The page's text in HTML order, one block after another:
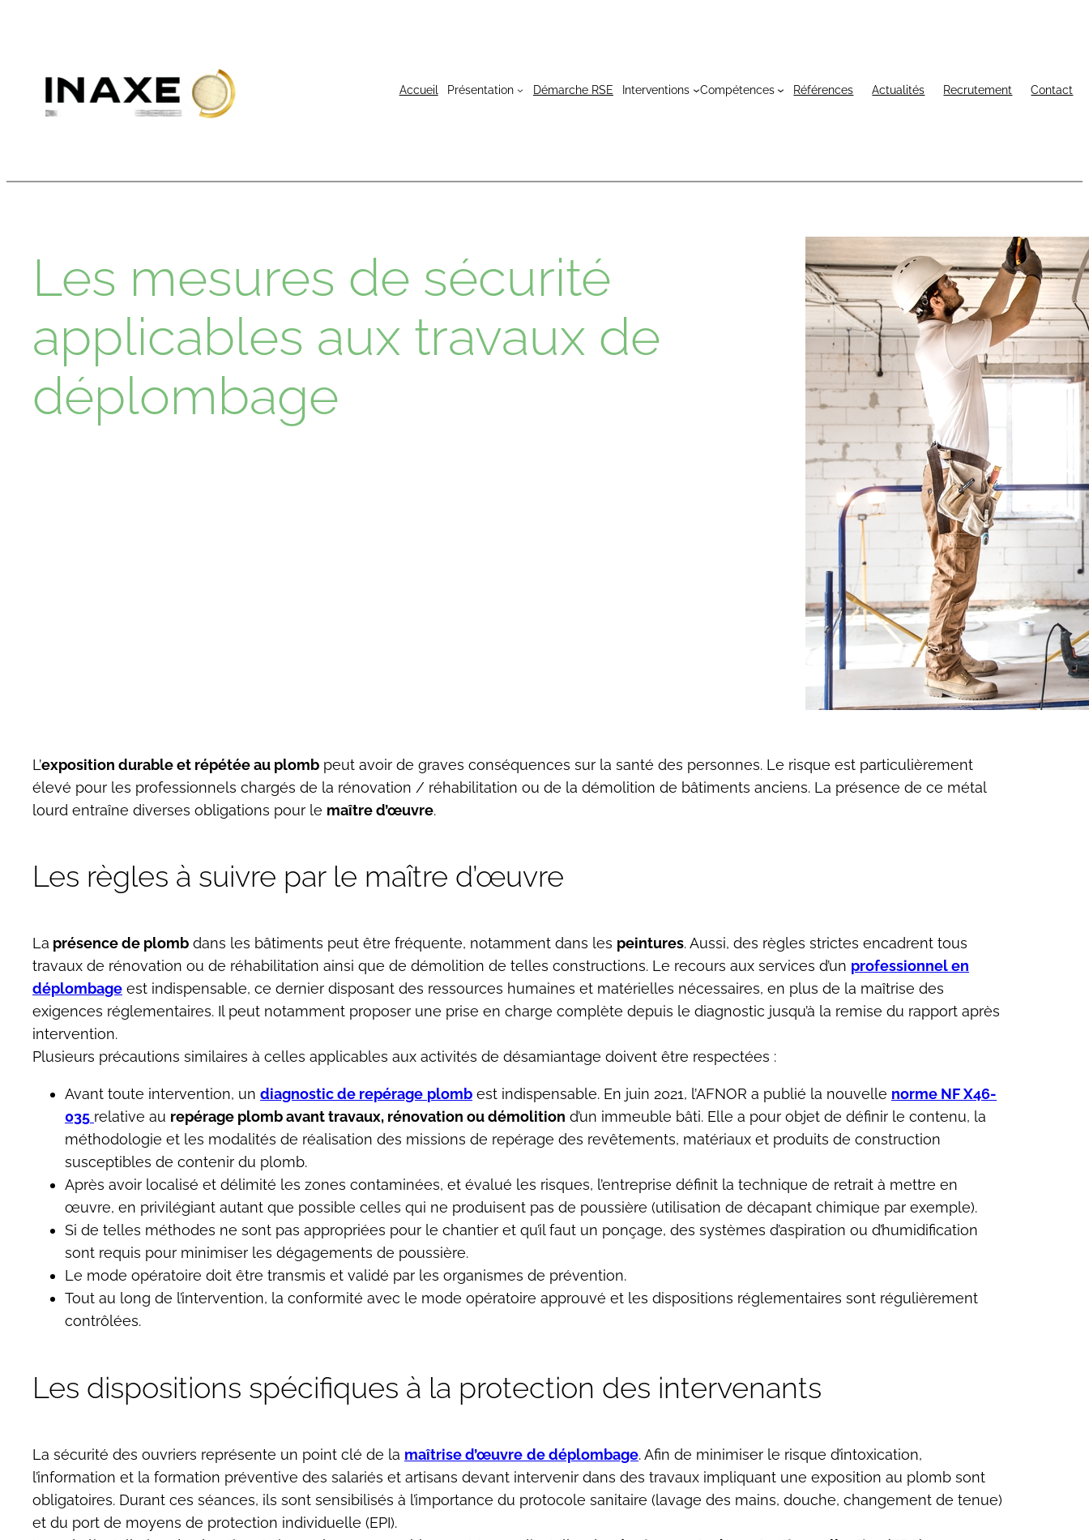
Accueil Présentation Démarche RSE Interventions Compétences Références Actualités Recrutement Contact
Les mesures de sécurité
applicables aux travaux de
déplombage
L’exposition durable et répétée au plomb peut avoir de graves conséquences sur la santé des personnes. Le risque est particulièrement
élevé pour les professionnels chargés de la rénovation / réhabilitation ou de la démolition de bâtiments anciens. La présence de ce métal
lourd entraîne diverses obligations pour le maître d’œuvre.
Les règles à suivre par le maître d’œuvre
La présence de plomb dans les bâtiments peut être fréquente, notamment dans les peintures. Aussi, des règles strictes encadrent tous
travaux de rénovation ou de réhabilitation ainsi que de démolition de telles constructions. Le recours aux services d’un professionnel en
déplombage est indispensable, ce dernier disposant des ressources humaines et matérielles nécessaires, en plus de la maîtrise des
exigences réglementaires. Il peut notamment proposer une prise en charge complète depuis le diagnostic jusqu’à la remise du rapport après
intervention.
Plusieurs précautions similaires à celles applicables aux activités de désamiantage doivent être respectées :
Avant toute intervention, un diagnostic de repérage plomb est indispensable. En juin 2021, l’AFNOR a publié la nouvelle norme NF X46-
035 relative au repérage plomb avant travaux, rénovation ou démolition d’un immeuble bâti. Elle a pour objet de définir le contenu, la
méthodologie et les modalités de réalisation des missions de repérage des revêtements, matériaux et produits de construction
susceptibles de contenir du plomb.
Après avoir localisé et délimité les zones contaminées, et évalué les risques, l’entreprise définit la technique de retrait à mettre en
œuvre, en privilégiant autant que possible celles qui ne produisent pas de poussière (utilisation de décapant chimique par exemple).
Si de telles méthodes ne sont pas appropriées pour le chantier et qu’il faut un ponçage, des systèmes d’aspiration ou d’humidification
sont requis pour minimiser les dégagements de poussière.
Le mode opératoire doit être transmis et validé par les organismes de prévention.
Tout au long de l’intervention, la conformité avec le mode opératoire approuvé et les dispositions réglementaires sont régulièrement
contrôlées.
Les dispositions spécifiques à la protection des intervenants
La sécurité des ouvriers représente un point clé de la maîtrise d’œuvre de déplombage. Afin de minimiser le risque d’intoxication,
l’information et la formation préventive des salariés et artisans devant intervenir dans des travaux impliquant une exposition au plomb sont
obligatoires. Durant ces séances, ils sont sensibilisés à l’importance du protocole sanitaire (lavage des mains, douche, changement de tenue)
et du port de moyens de protection individuelle (EPI).